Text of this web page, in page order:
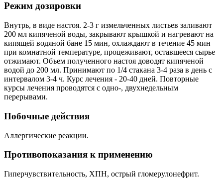
Режим дозировки
Внутрь, в виде настоя. 2-3 г измельченных листьев заливают
200 мл кипяченой воды, закрывают крышкой и нагревают на
кипящей водяной бане 15 мин, охлаждают в течение 45 мин
при комнатной температуре, процеживают, оставшееся сырье
отжимают. Объем полученного настоя доводят кипяченой
водой до 200 мл. Принимают по 1/4 стакана 3-4 раза в день с
интервалом 3-4 ч. Курс лечения - 20-40 дней. Повторные
курсы лечения проводятся с одно-, двухнедельным
перерывами.
Побочные действия
Аллергические реакции.
Противопоказания к применению
Гиперчувствительность, ХПН, острый гломерулонефрит.